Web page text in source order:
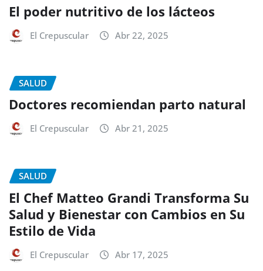
El poder nutritivo de los lácteos
El Crepuscular Abr 22, 2025
SALUD
Doctores recomiendan parto natural
El Crepuscular Abr 21, 2025
SALUD
El Chef Matteo Grandi Transforma Su
Salud y Bienestar con Cambios en Su
Estilo de Vida
El Crepuscular Abr 17, 2025